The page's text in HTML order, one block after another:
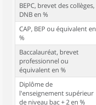
BEPC, brevet des collèges,
DNB en %
CAP, BEP ou équivalent en
%
Baccalauréat, brevet
professionnel ou
équivalent en %
Diplôme de
l'enseignement supérieur
de niveau bac + 2 en %